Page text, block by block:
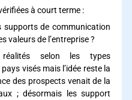
à court terme :
supports de communication
valeurs de l’entreprise ?
réalités selon les types
visés mais l’idée reste la
des prospects venait de la
; désormais les support